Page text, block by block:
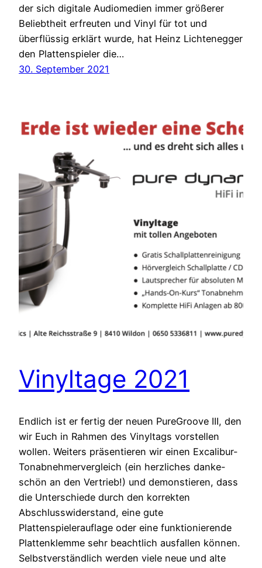
der sich digitale Audiomedien immer größerer
Beliebtheit erfreuten und Vinyl für tot und
überflüssig erklärt wurde, hat Heinz Lichtenegger
den Plattenspieler die…
30. September 2021
Vinyltage 2021
Endlich ist er fertig der neuen PureGroove III, den
wir Euch in Rahmen des Vinyltags vorstellen
wollen. Weiters präsentieren wir einen Excalibur-
Tonabnehmervergleich (ein herzliches danke-
schön an den Vertrieb!) und demonstieren, dass
die Unterschiede durch den korrekten
Abschlusswiderstand, eine gute
Plattenspielerauflage oder eine funktionierende
Plattenklemme sehr beachtlich ausfallen können.
Selbstverständlich werden viele neue und alte